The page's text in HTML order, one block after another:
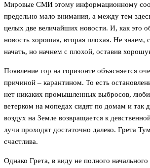
Мировые СМИ этому информационному
предельно мало внимания, а между тем
целых две величайших новости. И, как это
новость хорошая, вторая плохая. Не знаем,
начать, но начнем с плохой, оставив
Появление гор на горизонте объясняется
причиной – карантином. То есть
нет никаких промышленных выбросов,
ветерком на мопедах сидят по домам и так
воздух на Земле возвращается к
лучи проходят достаточно далеко. Грета
счастлива.
Однако Грета, в виду не полного начального